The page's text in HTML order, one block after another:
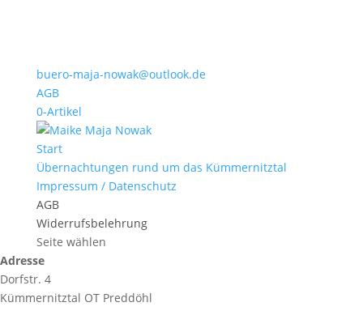
buero-maja-nowak@outlook.de
AGB
0-Artikel
Start
Übernachtungen rund um das Kümmernitztal
Impressum / Datenschutz
AGB
Widerrufsbelehrung
Seite wählen
Adresse
Dorfstr. 4
Kümmernitztal OT Preddöhl